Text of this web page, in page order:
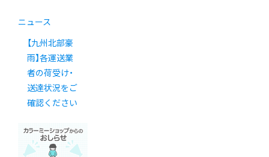
ニュース
【九州北部豪
雨】各運送業
者の荷受け・
送達状況をご
確認ください